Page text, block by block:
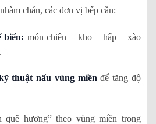
chán, các đơn vị bếp cần:
biến: món chiên – kho – hấp – xào
thuật nấu vùng miền để tăng độ
quê hương” theo vùng miền trong